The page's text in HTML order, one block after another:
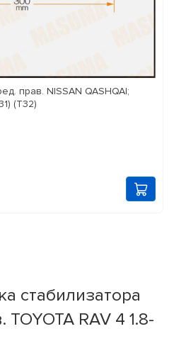
прав. NISSAN QASHQAI;
(T32)
стабилизатора
RAV 4 1.8-